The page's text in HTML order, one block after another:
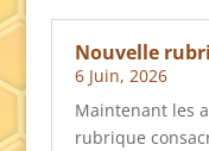
Nouvelle
6 Juin, 2026
Maintenant les
rubrique